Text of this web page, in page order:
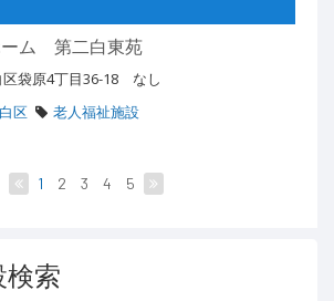
ーム 第二白東苑
袋原4丁目36-18 なし
区
老人福祉施設
1 2 3 4 5
検索